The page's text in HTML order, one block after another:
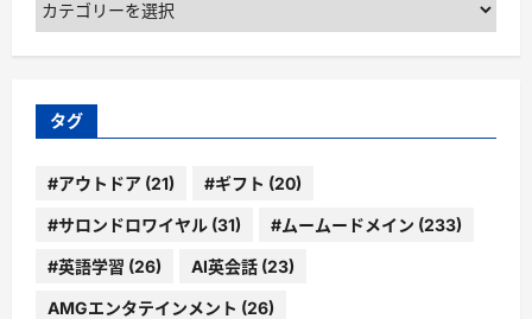
テ
ゴ
ー
タグ
#アウトドア (21) #ギフト (20)
#サロンドロワイヤル (31) #ムームードメイン (233)
#英語学習 (26) AI英会話 (23)
AMGエンタテインメント (26)